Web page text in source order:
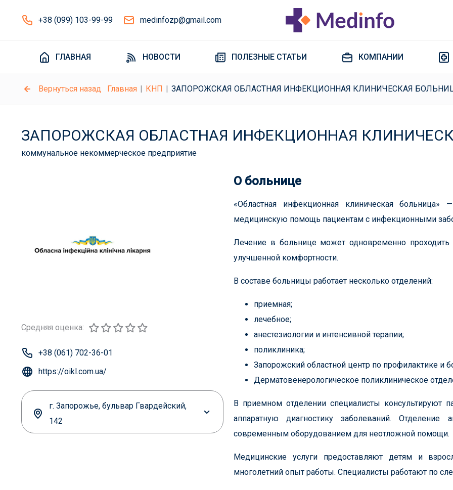
+38 (099) 103-99-99 medinfozp@gmail.com
ГЛАВНАЯ НОВОСТИ ПОЛЕЗНЫЕ СТАТЬИ КОМПАНИИ
Вернуться назад Главная КНП ЗАПОРОЖСКАЯ ОБЛАСТНАЯ ИНФЕКЦИОННАЯ КЛИНИЧЕСКАЯ
ЗАПОРОЖСКАЯ ОБЛАСТНАЯ ИНФЕКЦИОННАЯ
коммунальное некоммерческое предприятие
Средняя оценка:
+38 (061) 702-36-01
https://oikl.com.ua/
г. Запорожье, бульвар Гвардейский,
142
О больнице
«Областная инфекционная клиническая
медицинскую помощь пациентам с инфекционными
Лечение в больнице может одновременно
улучшенной комфортности.
В составе больницы работает несколько отделений:
приемная;
лечебное;
анестезиологии и интенсивной терапии;
поликлиника;
Запорожский областной центр по профилактике и
Дерматовенерологическое поликлиническое
В приемном отделении специалисты консультируют
аппаратную диагностику заболеваний. Отделение
современным оборудованием для неотложной помощи.
Медицинские услуги предоставляют детям и
многолетний опыт работы. Специалисты работают по